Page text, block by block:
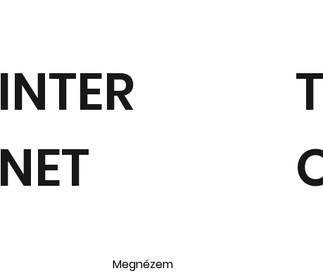
INTER
NET
Megnézem